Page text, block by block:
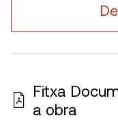
Fitxa
a obra